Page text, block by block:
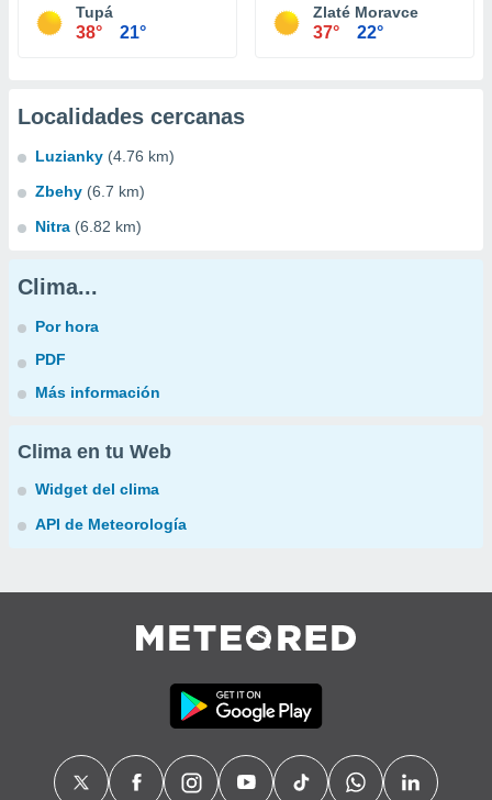
Tupá
38° 21°
Zlaté Moravce
37° 22°
Localidades cercanas
Luzianky (4.76 km)
Zbehy (6.7 km)
Nitra (6.82 km)
Clima...
Por hora
PDF
Más información
Clima en tu Web
Widget del clima
API de Meteorología